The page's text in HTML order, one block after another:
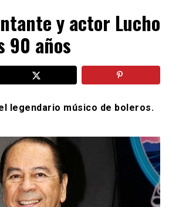
que sigues, todo a tu alcance
Leferas™y actor Lucho
90 años
legendario músico de boleros.